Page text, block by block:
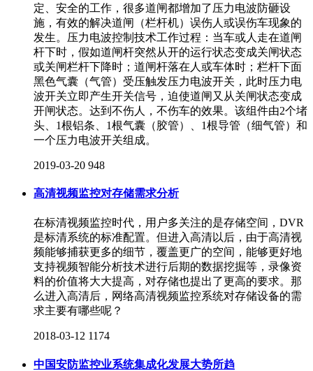
定、安全的工作，很多道闸都增加了压力电波防砸设
施，有效的解决道闸（栏杆机）误伤人或误伤车现象的
发生。压力电波控制技术工作过程：当车或人走在道闸
杆下时，假如道闸杆突然从开的运行状态变成关闸状态
或关闸栏杆下降时；道闸杆落在人或车体时；栏杆下面
黑色气囊（气管）受压触发压力电波开关，此时压力电
波开关立即产生开关信号，迫使道闸又从关闸状态变成
开闸状态。达到不伤人，不伤车的效果。该组件由2个堵
头、1根铝条、1根气囊（胶管）、1根导管（细气管）和
一个压力电波开关组成。
2019-03-20 948
高清视频监控对存储需求分析
在标清视频监控时代，用户多关注的是存储空间，DVR
是标清系统的标准配置。但进入高清以后，由于高清视
频能够捕获更多的细节，覆盖更广的空间，能够更好地
支持视频智能分析技术进行后期的数据挖掘等，录像资
料的价值将大大提高，对存储也提出了更高的要求。那
么进入高清后，网络高清视频监控系统对存储设备的需
求主要有哪些呢？
2018-03-12 1174
中国安防监控业系统集成化发展大势所趋